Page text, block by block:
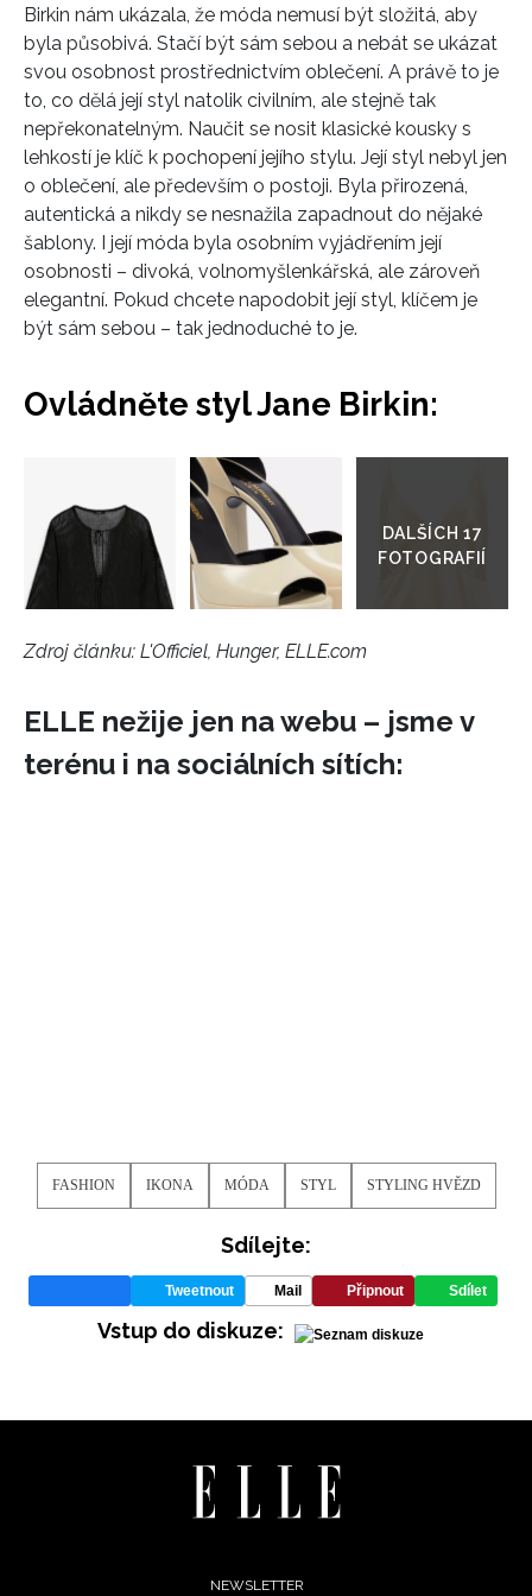
Birkin nám ukázala, že móda nemusí být složitá, aby
byla působivá. Stačí být sám sebou a nebát se ukázat
svou osobnost prostřednictvím oblečení. A právě to je
to, co dělá její styl natolik civilním, ale stejně tak
nepřekonatelným. Naučit se nosit klasické kousky s
lehkostí je klíč k pochopení jejího stylu. Její styl nebyl jen
o oblečení, ale především o postoji. Byla přirozená,
autentická a nikdy se nesnažila zapadnout do nějaké
šablony. I její móda byla osobním vyjádřením její
osobnosti – divoká, volnomyšlenkářská, ale zároveň
elegantní. Pokud chcete napodobit její styl, klíčem je
být sám sebou – tak jednoduché to je.
Ovládněte styl Jane Birkin:
galerie
Zdroj článku: L'Officiel, Hunger, ELLE.com
ELLE nežije jen na webu – jsme v
terénu i na sociálních sítích:
FASHION IKONA MÓDA STYL STYLING HVĚZD
Sdílejte:
Tweetnout Mail Připnout Sdílet
Vstup do diskuze:
NEWSLETTER